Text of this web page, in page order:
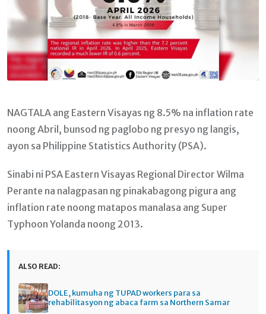
NAGTALA ang Eastern Visayas ng 8.5% na inflation rate
noong Abril, bunsod ng paglobo ng presyo ng langis,
ayon sa Philippine Statistics Authority (PSA).
Sinabi ni PSA Eastern Visayas Regional Director Wilma
Perante na nalagpasan ng pinakabagong pigura ang
inflation rate noong matapos manalasa ang Super
Typhoon Yolanda noong 2013.
ALSO READ:
DOLE, kumuha ng TUPAD workers para sa
rehabilitasyon ng abaca farm sa Northern Samar